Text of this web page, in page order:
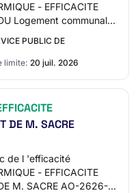
- EFFICACITE
Logement communal
AO-2627-2304 02 -
PUBLIC DE
limite: 20 juil. 2026
DE M. SACRE
de l 'efficacité
- EFFICACITE
M. SACRE AO-2626-